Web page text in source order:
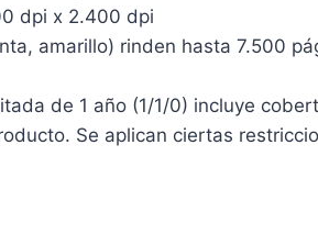
dpi x 2.400 dpi
amarillo) rinden hasta 7.500
de 1 año (1/1/0) incluye
Se aplican ciertas